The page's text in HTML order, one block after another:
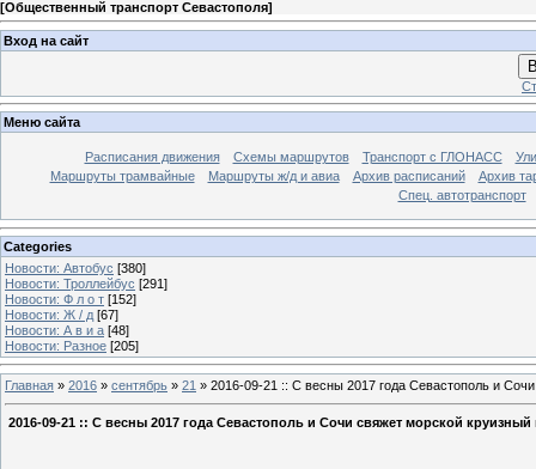
[Общественный транспорт Севастополя]
Вход на сайт
Меню сайта
Расписания движения Схемы маршрутов Транспорт с ГЛОНАСС
Маршруты трамвайные
Маршруты ж/д и авиа Архив расписаний
Архив
Спец. автотранспорт
Categories
Новости: Автобус [380]
Новости: Троллейбус [291]
Новости: Ф л о т [152]
Новости: Ж / д [67]
Новости: А в и а [48]
Новости: Разное [205]
Главная » 2016 » сентябрь » 21 » 2016-09-21 :: С весны 2017 года Севастополь и
2016-09-21 :: С весны 2017 года Севастополь и Сочи свяжет морской